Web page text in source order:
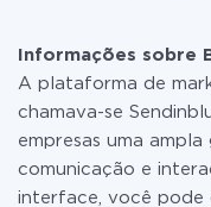
Informações sobre
A plataforma de
chamava-se
empresas uma
comunicação e
interface, você pode